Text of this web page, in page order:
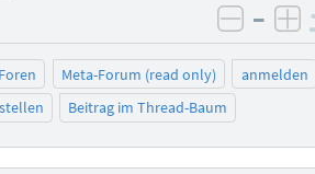
–
Meta-Forum (read only)
anmelden
Beitrag im Thread-Baum